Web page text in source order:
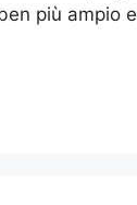
più ampio